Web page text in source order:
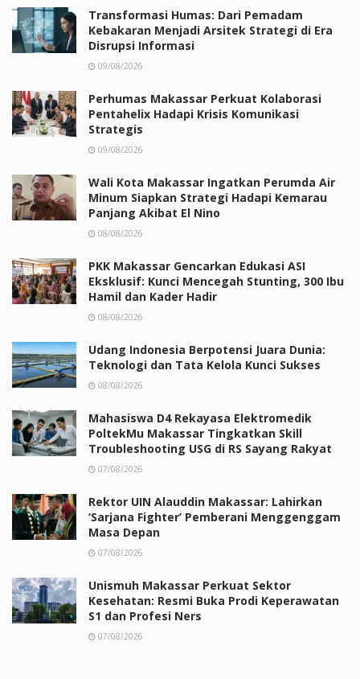
Transformasi Humas: Dari Pemadam
Kebakaran Menjadi Arsitek Strategi di Era
Disrupsi Informasi
09/08/2026
Perhumas Makassar Perkuat Kolaborasi
Pentahelix Hadapi Krisis Komunikasi
Strategis
09/08/2026
Wali Kota Makassar Ingatkan Perumda Air
Minum Siapkan Strategi Hadapi Kemarau
Panjang Akibat El Nino
08/08/2026
PKK Makassar Gencarkan Edukasi ASI
Eksklusif: Kunci Mencegah Stunting, 300 Ibu
Hamil dan Kader Hadir
08/08/2026
Udang Indonesia Berpotensi Juara Dunia:
Teknologi dan Tata Kelola Kunci Sukses
08/08/2026
Mahasiswa D4 Rekayasa Elektromedik
PoltekMu Makassar Tingkatkan Skill
Troubleshooting USG di RS Sayang Rakyat
07/08/2026
Rektor UIN Alauddin Makassar: Lahirkan
‘Sarjana Fighter’ Pemberani Menggenggam
Masa Depan
07/08/2026
Unismuh Makassar Perkuat Sektor
Kesehatan: Resmi Buka Prodi Keperawatan
S1 dan Profesi Ners
07/08/2026